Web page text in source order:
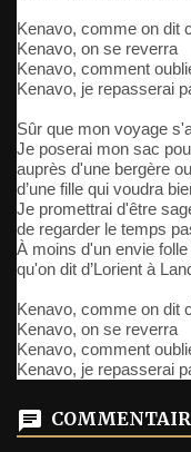
Kenavo, comme on dit
Kenavo, on se reverra
Kenavo, comment
Kenavo, je repasserai
Sûr que mon voyage
Je poserai mon sac
auprès d'une bergère
d’une fille qui voudra
Je promettrai d'être
de regarder le temps
À moins d'un envie
qu'on dit d’Lorient à
Kenavo, comme on dit
Kenavo, on se reverra
Kenavo, comment
Kenavo, je repasserai